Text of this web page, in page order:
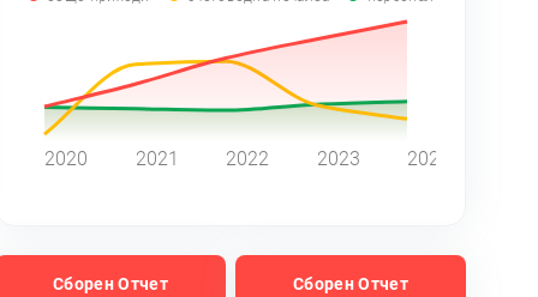
2020 2021 2022 2023 2024
Сборен Отчет Сборен Отчет